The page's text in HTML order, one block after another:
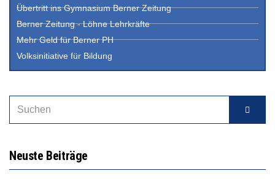
Übertritt ins Gymnasium Berner Zeitung
Berner Zeitung - Löhne Lehrkräfte
Mehr Geld für Berner PH
Volksinitiative für Bildung
Neuste Beiträge